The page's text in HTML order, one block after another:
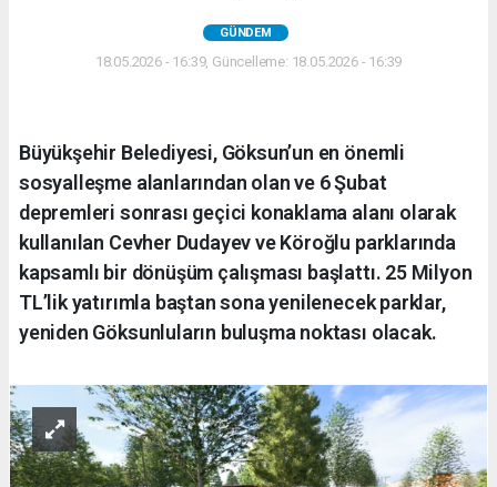
GÜNDEM
18.05.2026 - 16:39, Güncelleme: 18.05.2026 - 16:39
Büyükşehir Belediyesi, Göksun’un en önemli
sosyalleşme alanlarından olan ve 6 Şubat
depremleri sonrası geçici konaklama alanı olarak
kullanılan Cevher Dudayev ve Köroğlu parklarında
kapsamlı bir dönüşüm çalışması başlattı. 25 Milyon
TL’lik yatırımla baştan sona yenilenecek parklar,
yeniden Göksunluların buluşma noktası olacak.